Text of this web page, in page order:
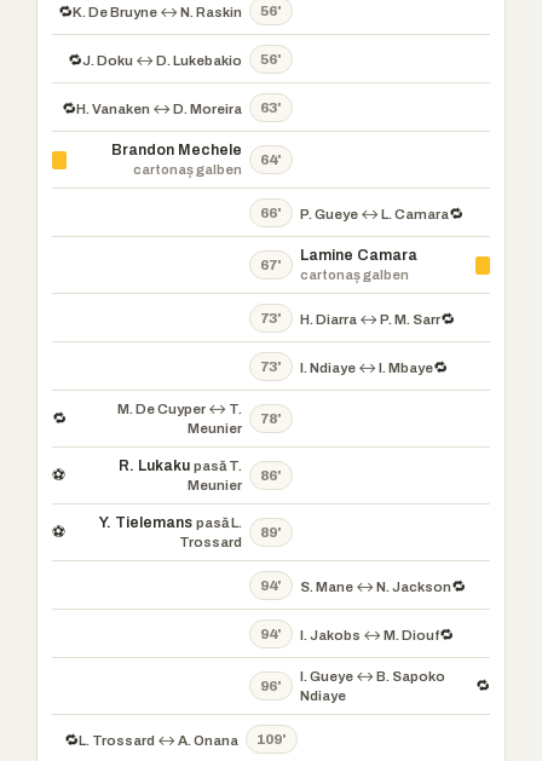
🔁K. De Bruyne ↔ N. Raskin 56'
🔁J. Doku ↔ D. Lukebakio 56'
🔁H. Vanaken ↔ D. Moreira 63'
Brandon Mechele
cartonaș galben
64'
66' 🔁
P. Gueye ↔ L. Camara
67'
Lamine Camara
cartonaș galben
73' 🔁
H. Diarra ↔ P. M. Sarr
73' 🔁
I. Ndiaye ↔ I. Mbaye
🔁
M. De Cuyper ↔ T.
Meunier
78'
⚽
R. Lukaku pasă T.
Meunier
86'
⚽
Y. Tielemans pasă L.
Trossard
89'
94' 🔁
S. Mane ↔ N. Jackson
94' 🔁
I. Jakobs ↔ M. Diouf
96' 🔁
I. Gueye ↔ B. Sapoko
Ndiaye
🔁L. Trossard ↔ A. Onana 109'